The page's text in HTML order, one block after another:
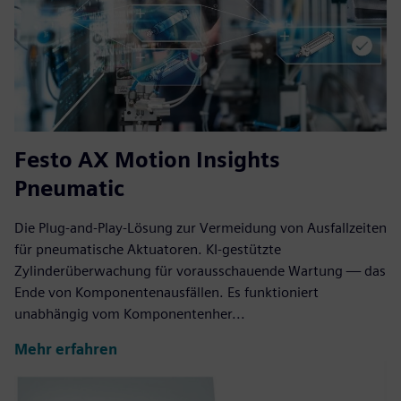
Festo AX Motion Insights
Pneumatic
Die Plug-and-Play-Lösung zur Vermeidung von Ausfallzeiten
für pneumatische Aktuatoren. KI-gestützte
Zylinderüberwachung für vorausschauende Wartung — das
Ende von Komponentenausfällen. Es funktioniert
unabhängig vom Komponentenher...
Mehr erfahren